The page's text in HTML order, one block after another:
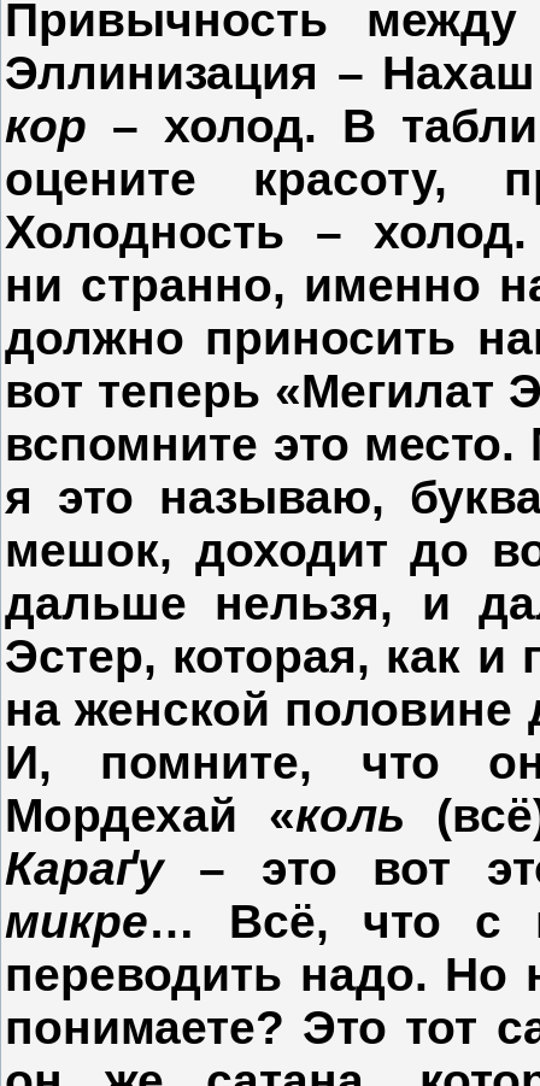
Привычность
Эллинизация –
кор – холод. В
оцените красоту,
Холодность –
ни странно, именно
должно приносить
вот теперь «Мегилат
вспомните это
я это называю,
мешок, доходит до
дальше нельзя, и
Эстер, которая, как и
на женской половине
И, помните, что
Мордехай «коль
Караґу– это вот
микре… Всё, что
переводить надо. Но
понимаете? Это тот